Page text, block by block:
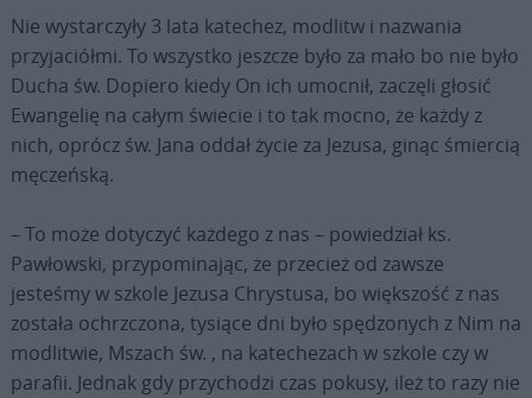
Nie wystarczyły 3 lata katechez, modlitw i nazwania
przyjaciółmi. To wszystko jeszcze było za mało bo nie było
Ducha św. Dopiero kiedy On ich umocnił, zaczęli głosić
Ewangelię na całym świecie i to tak mocno, że każdy z
nich, oprócz św. Jana oddał życie za Jezusa, ginąc śmiercią
męczeńską.
– To może dotyczyć każdego z nas – powiedział ks.
Pawłowski, przypominając, że przecież od zawsze
jesteśmy w szkole Jezusa Chrystusa, bo większość z nas
została ochrzczona, tysiące dni było spędzonych z Nim na
modlitwie, Mszach św. , na katechezach w szkole czy w
parafii. Jednak gdy przychodzi czas pokusy, ileż to razy nie